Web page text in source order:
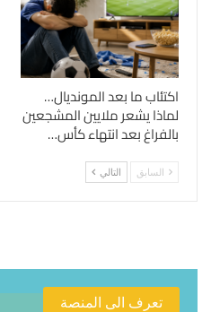
اكتئاب ما بعد المونديال…
لماذا يشعر ملايين المشجعين
بالفراغ بعد انتهاء كأس…
السابق التالي
تعرف الى المنصة